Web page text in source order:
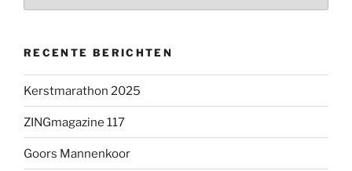
RECENTE BERICHTEN
Kerstmarathon 2025
ZINGmagazine 117
Goors Mannenkoor